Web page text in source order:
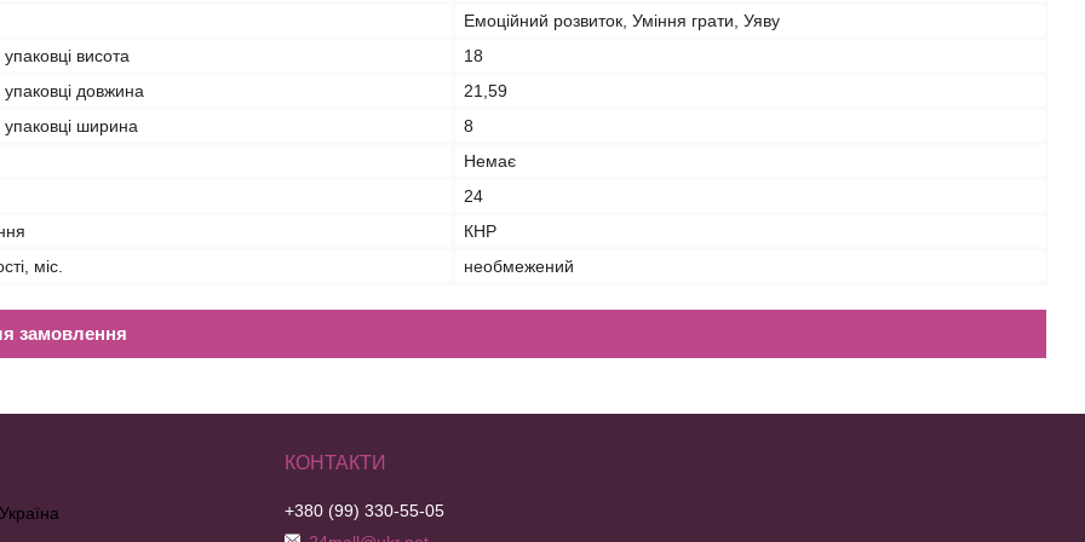
Емоційний розвиток, Уміння грати, Уяву
висота
18
упаковці довжина
21,59
упаковці ширина
8
Немає
24
КНР
міс.
необмежений
замовлення
+380 (99) 330-55-05